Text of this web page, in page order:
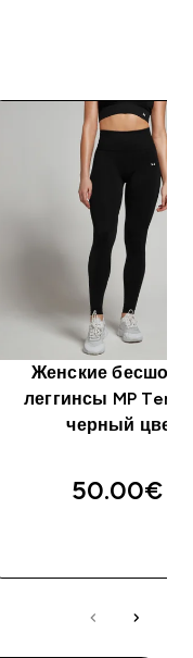
Женские
леггинсы MP
черный цвет
50.00€‎